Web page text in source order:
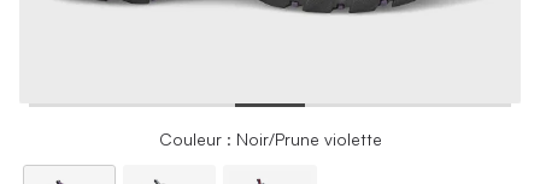
Couleur : Noir/Prune violette